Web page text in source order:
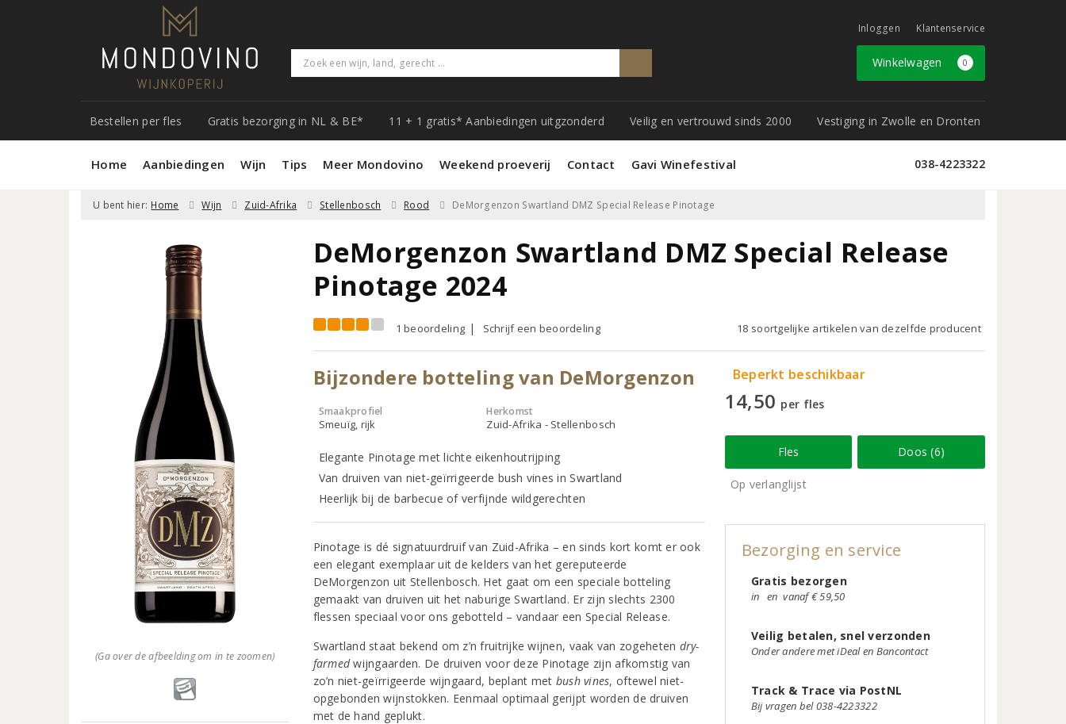
Inloggen Klantenservice
Winkelwagen 0
Bestellen per fles Gratis bezorging in NL & BE* 11 + 1 gratis* Aanbiedingen uitgzonderd Veilig en vertrouwd sinds 2000 Vestiging in Zwolle en Dronten
Home Aanbiedingen Wijn Tips Meer Mondovino Weekend proeverij Contact Gavi Winefestival 038-4223322
U bent hier: Home Wijn Zuid-Afrika Stellenbosch Rood DeMorgenzon Swartland DMZ Special Release Pinotage
(Ga over de afbeelding om in te zoomen)
DeMorgenzon Swartland DMZ Special Release
Pinotage 2024
1 beoordeling Schrijf een beoordeling 18 soortgelijke artikelen van dezelfde producent
Bijzondere botteling van DeMorgenzon
Smaakprofiel
Smeuïg, rijk
Herkomst
Zuid-Afrika - Stellenbosch
Elegante Pinotage met lichte eikenhoutrijping
Van druiven van niet-geïrrigeerde bush vines in Swartland
Heerlijk bij de barbecue of verfijnde wildgerechten
Pinotage is dé signatuurdruif van Zuid-Afrika – en sinds kort komt er ook
een elegant exemplaar uit de kelders van het gereputeerde
DeMorgenzon uit Stellenbosch. Het gaat om een speciale botteling
gemaakt van druiven uit het naburige Swartland. Er zijn slechts 2300
flessen speciaal voor ons gebotteld – vandaar een Special Release.
Swartland staat bekend om z’n fruitrijke wijnen, vaak van zogeheten dry-
farmedwijngaarden. De druiven voor deze Pinotage zijn afkomstig van
zo’n niet-geïrrigeerde wijngaard, beplant met bush vines, oftewel niet-
opgebonden wijnstokken. Eenmaal optimaal gerijpt worden de druiven
met de hand geplukt.
Beperkt beschikbaar
14,50 per fles
Fles Doos (6)
Op verlanglijst
Bezorging en service
Gratis bezorgen
in en vanaf € 59,50
Veilig betalen, snel verzonden
Onder andere met iDeal en Bancontact
Track & Trace via PostNL
Bij vragen bel 038-4223322